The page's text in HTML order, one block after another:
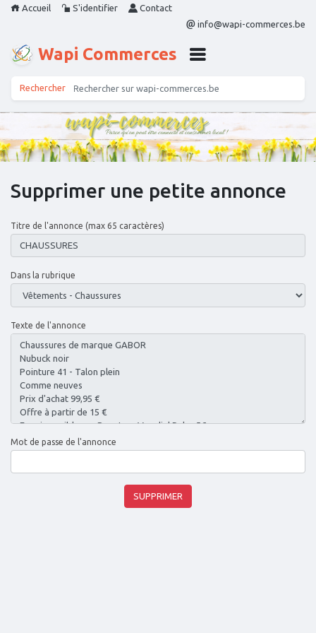
Accueil S'identifier
Contact
info@wapi-commerces.be
Wapi Commerces
Supprimer une petite annonce
Titre de l'annonce (max 65 caractères)
Dans la rubrique
Texte de l'annonce
Mot de passe de l'annonce
SUPPRIMER